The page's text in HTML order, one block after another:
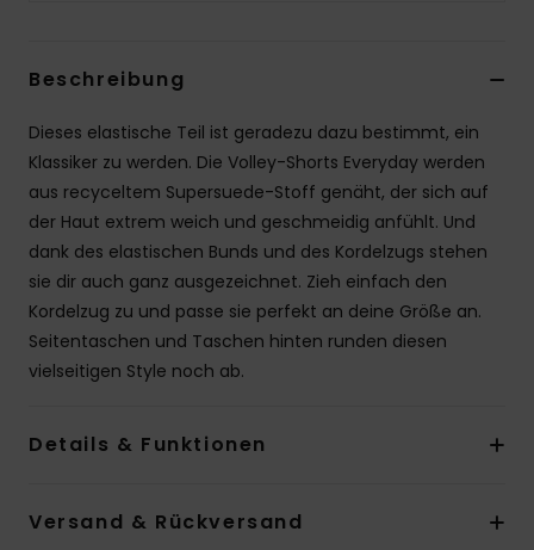
Beschreibung
Dieses elastische Teil ist geradezu dazu bestimmt, ein
Klassiker zu werden. Die Volley-Shorts Everyday werden
aus recyceltem Supersuede-Stoff genäht, der sich auf
der Haut extrem weich und geschmeidig anfühlt. Und
dank des elastischen Bunds und des Kordelzugs stehen
sie dir auch ganz ausgezeichnet. Zieh einfach den
Kordelzug zu und passe sie perfekt an deine Größe an.
Seitentaschen und Taschen hinten runden diesen
vielseitigen Style noch ab.
Details & Funktionen
Versand & Rückversand